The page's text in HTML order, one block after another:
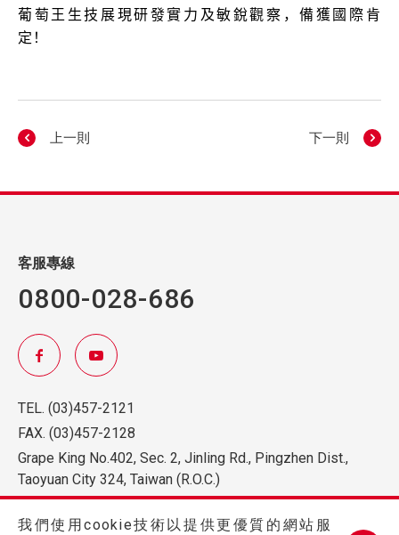
葡萄王生技展現研發實力及敏銳觀察，備獲國際肯
定！
上一則 下一則
客服專線
0800-028-686
TEL. (03)457-2121
FAX. (03)457-2128
Grape King No.402, Sec. 2, Jinling Rd., Pingzhen Dist.,
Taoyuan City 324, Taiwan (R.O.C.)
我們使用cookie技術以提供更優質的網站服